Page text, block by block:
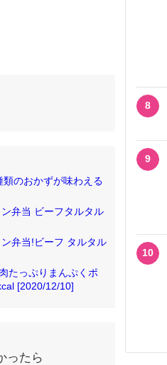
のおかずが味わえる
弁当 ビーフタルタル
弁当!ビーフ タルタル
たっぷりまんぷくポ
[2020/12/10]
ったら
8
9
10